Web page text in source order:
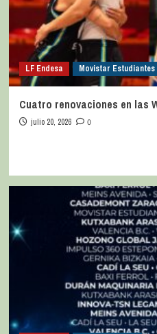
LF Endesa Movistar Estudiantes
Cuatro renovaciones en las
julio 20, 2026 0